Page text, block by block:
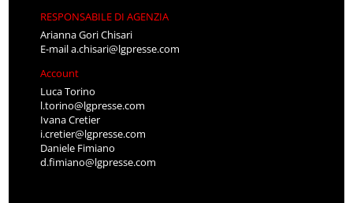
RESPONSABILE DI AGENZIA
Arianna Gori Chisari
E-maila.chisari@lgpresse.com
Account
Luca Torino
l.torino@lgpresse.com
Ivana Cretier
i.cretier@lgpresse.com
Daniele Fimiano
d.fimiano@lgpresse.com